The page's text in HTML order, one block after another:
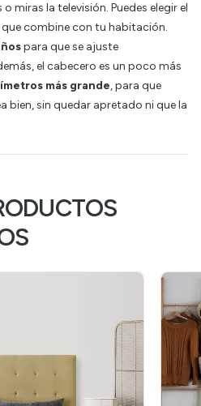
miras la televisión. Puedes elegir el
combine con tu habitación.
para que se ajuste
el cabecero es un poco más
más grande, para que
bien, sin quedar apretado ni que la